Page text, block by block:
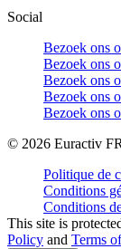
Social
Bezoek ons
Bezoek ons
Bezoek ons
Bezoek ons
Bezoek ons
© 2026 Euractiv
Politique de
Conditions
Conditions
This site is
Policy and Terms